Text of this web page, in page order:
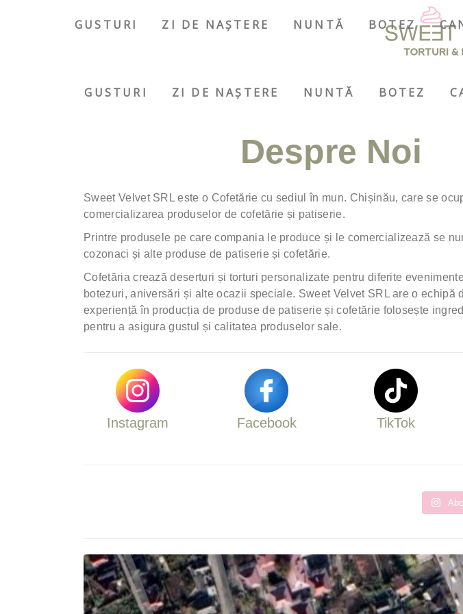
GUSTURI ZI DE NAȘTERE NUNTĂ BOTEZ
GUSTURI ZI DE NAȘTERE NUNTĂ BOTEZ
Despre Noi
Sweet Velvet SRL este o Cofetărie cu sediul în mun. Chișinău, care se
comercializarea produselor de cofetărie și patiserie.
Printre produsele pe care compania le produce și le comercializează se
cozonaci și alte produse de patiserie și cofetărie.
Cofetăria crează deserturi și torturi personalizate pentru diferite
botezuri, aniversări și alte ocazii speciale. Sweet Velvet SRL are o echipă
experiență în producția de produse de patiserie și cofetărie folosește
pentru a asigura gustul și calitatea produselor sale.
Instagram Facebook TikTok